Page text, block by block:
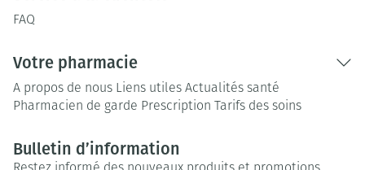
FAQ
Votre pharmacie
A propos de nous Liens utiles Actualités santé
Pharmacien de garde Prescription Tarifs des soins
Bulletin d’information